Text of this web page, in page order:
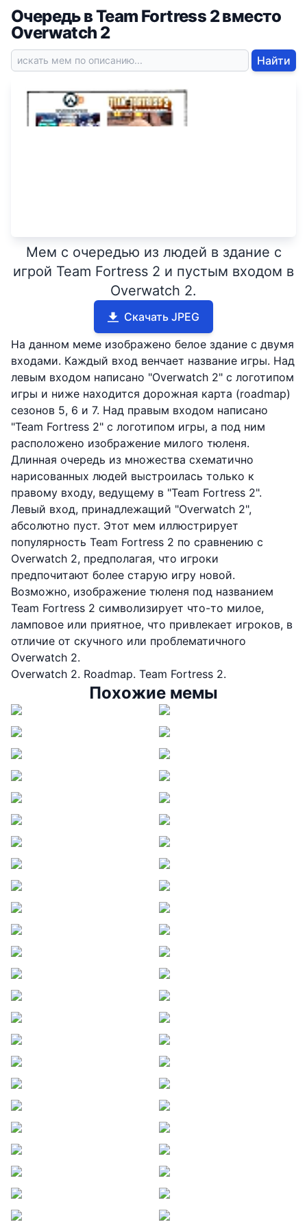
Очередь в Team Fortress 2 вместо
Overwatch 2
Найти
Мем с очередью из людей в здание с
игрой Team Fortress 2 и пустым входом в
Overwatch 2.
Скачать JPEG
На данном меме изображено белое здание с двумя
входами. Каждый вход венчает название игры. Над
левым входом написано "Overwatch 2" с логотипом
игры и ниже находится дорожная карта (roadmap)
сезонов 5, 6 и 7. Над правым входом написано
"Team Fortress 2" с логотипом игры, а под ним
расположено изображение милого тюленя.
Длинная очередь из множества схематично
нарисованных людей выстроилась только к
правому входу, ведущему в "Team Fortress 2".
Левый вход, принадлежащий "Overwatch 2",
абсолютно пуст. Этот мем иллюстрирует
популярность Team Fortress 2 по сравнению с
Overwatch 2, предполагая, что игроки
предпочитают более старую игру новой.
Возможно, изображение тюленя под названием
Team Fortress 2 символизирует что-то милое,
ламповое или приятное, что привлекает игроков, в
отличие от скучного или проблематичного
Overwatch 2.
Overwatch 2. Roadmap. Team Fortress 2.
Похожие мемы